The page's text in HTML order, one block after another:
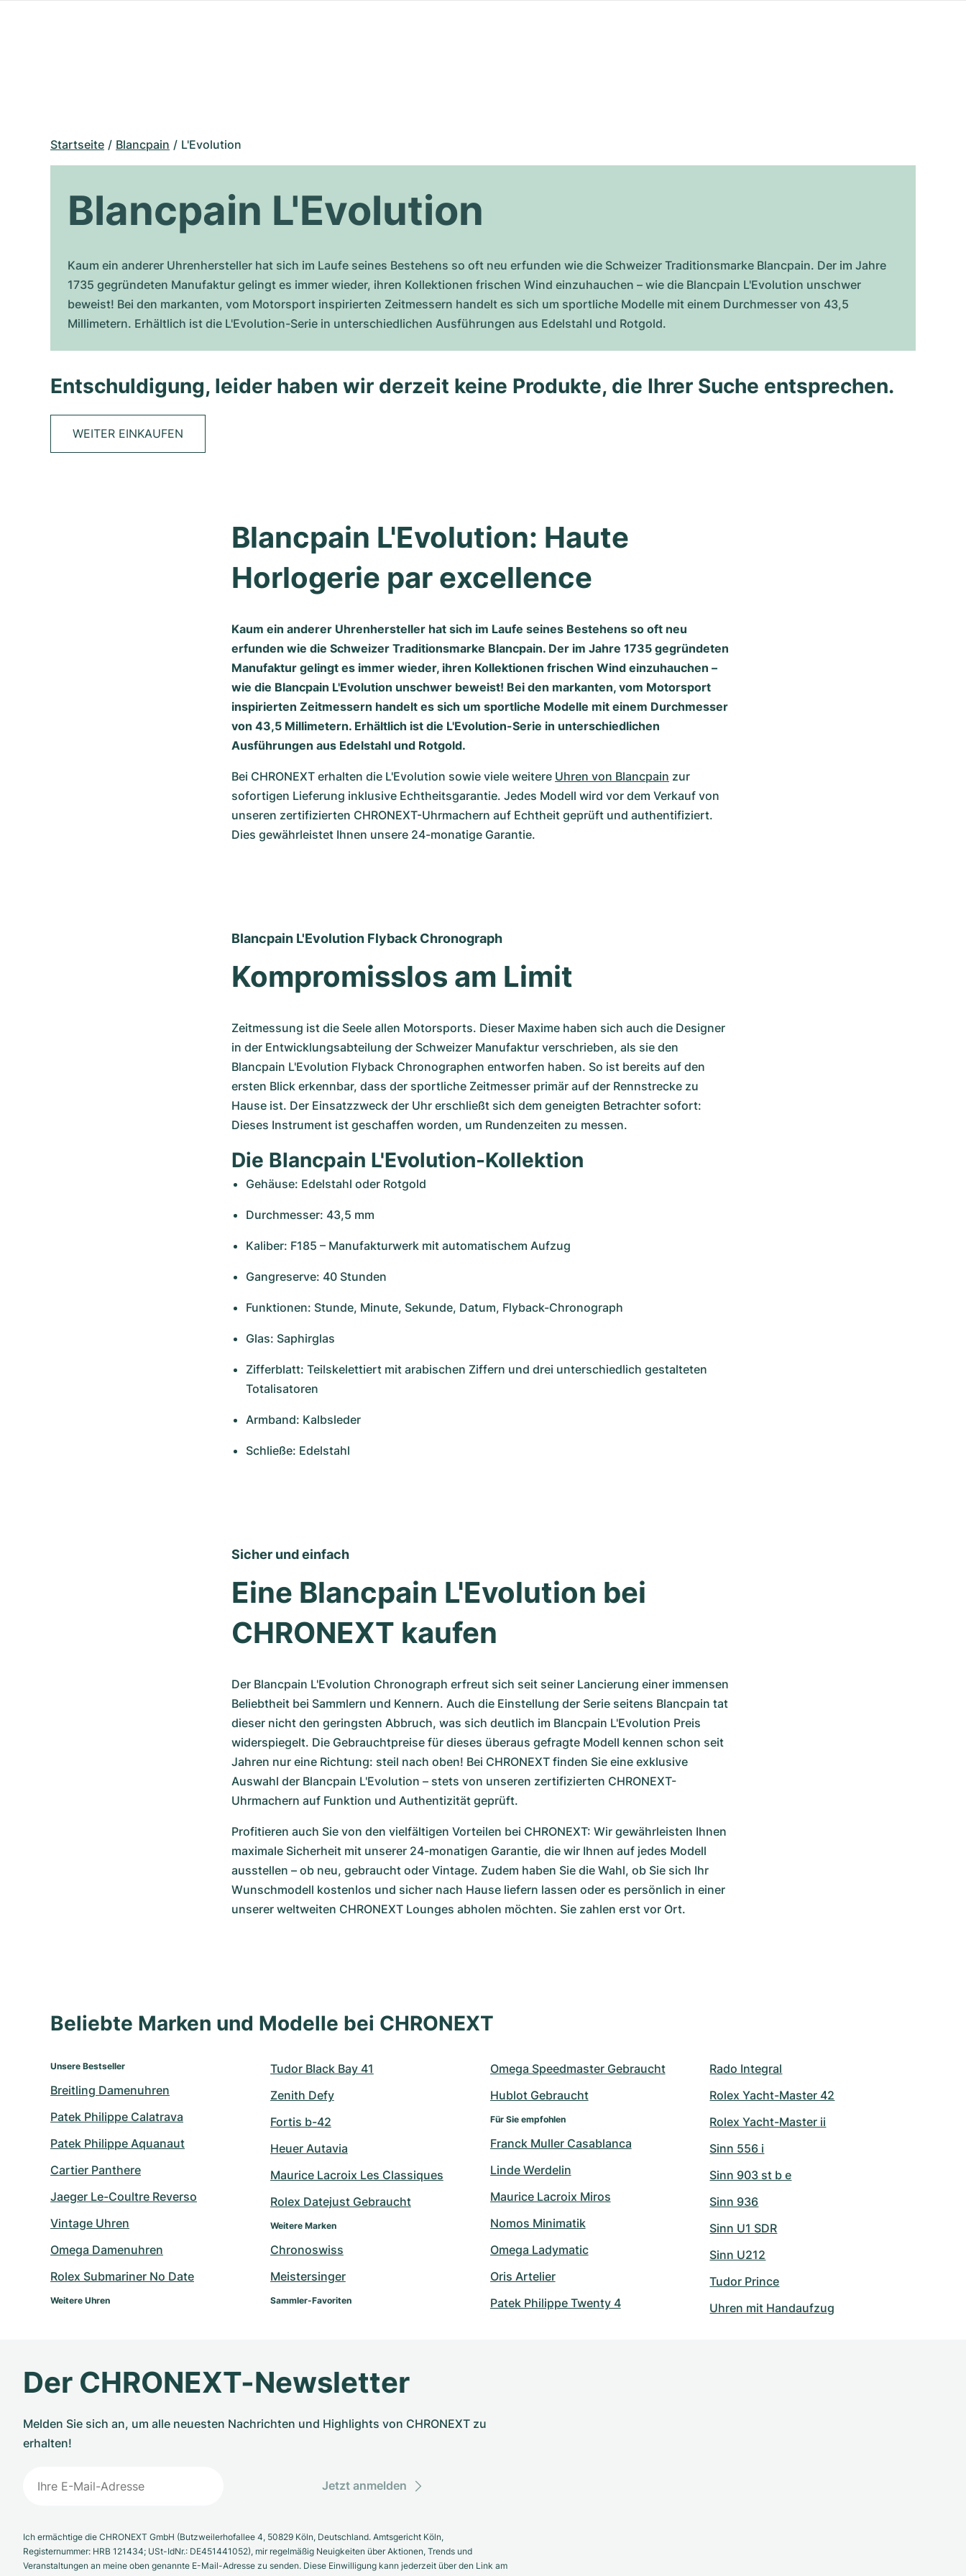
Startseite Blancpain L'Evolution
Blancpain L'Evolution
Kaum ein anderer Uhrenhersteller hat sich im Laufe seines Bestehens so oft neu erfunden wie die Schweizer Traditionsmarke Blancpain. Der im Jahre
1735 gegründeten Manufaktur gelingt es immer wieder, ihren Kollektionen frischen Wind einzuhauchen – wie die Blancpain L'Evolution unschwer
beweist! Bei den markanten, vom Motorsport inspirierten Zeitmessern handelt es sich um sportliche Modelle mit einem Durchmesser von 43,5
Millimetern. Erhältlich ist die L'Evolution-Serie in unterschiedlichen Ausführungen aus Edelstahl und Rotgold.
Entschuldigung, leider haben wir derzeit keine Produkte, die Ihrer Suche entsprechen.
WEITER EINKAUFEN
Blancpain L'Evolution: Haute
Horlogerie par excellence
Kaum ein anderer Uhrenhersteller hat sich im Laufe seines Bestehens so oft neu
erfunden wie die Schweizer Traditionsmarke Blancpain. Der im Jahre 1735 gegründeten
Manufaktur gelingt es immer wieder, ihren Kollektionen frischen Wind einzuhauchen –
wie die Blancpain L'Evolution unschwer beweist! Bei den markanten, vom Motorsport
inspirierten Zeitmessern handelt es sich um sportliche Modelle mit einem Durchmesser
von 43,5 Millimetern. Erhältlich ist die L'Evolution-Serie in unterschiedlichen
Ausführungen aus Edelstahl und Rotgold.
Bei CHRONEXT erhalten die L'Evolution sowie viele weitere Uhren von Blancpain zur
sofortigen Lieferung inklusive Echtheitsgarantie. Jedes Modell wird vor dem Verkauf von
unseren zertifizierten CHRONEXT-Uhrmachern auf Echtheit geprüft und authentifiziert.
Dies gewährleistet Ihnen unsere 24-monatige Garantie.
Blancpain L'Evolution Flyback Chronograph
Kompromisslos am Limit
Zeitmessung ist die Seele allen Motorsports. Dieser Maxime haben sich auch die Designer
in der Entwicklungsabteilung der Schweizer Manufaktur verschrieben, als sie den
Blancpain L'Evolution Flyback Chronographen entworfen haben. So ist bereits auf den
ersten Blick erkennbar, dass der sportliche Zeitmesser primär auf der Rennstrecke zu
Hause ist. Der Einsatzzweck der Uhr erschließt sich dem geneigten Betrachter sofort:
Dieses Instrument ist geschaffen worden, um Rundenzeiten zu messen.
Die Blancpain L'Evolution-Kollektion
Gehäuse: Edelstahl oder Rotgold
Durchmesser: 43,5 mm
Kaliber: F185 – Manufakturwerk mit automatischem Aufzug
Gangreserve: 40 Stunden
Funktionen: Stunde, Minute, Sekunde, Datum, Flyback-Chronograph
Glas: Saphirglas
Zifferblatt: Teilskelettiert mit arabischen Ziffern und drei unterschiedlich gestalteten
Totalisatoren
Armband: Kalbsleder
Schließe: Edelstahl
Sicher und einfach
Eine Blancpain L'Evolution bei
CHRONEXT kaufen
Der Blancpain L'Evolution Chronograph erfreut sich seit seiner Lancierung einer immensen
Beliebtheit bei Sammlern und Kennern. Auch die Einstellung der Serie seitens Blancpain tat
dieser nicht den geringsten Abbruch, was sich deutlich im Blancpain L'Evolution Preis
widerspiegelt. Die Gebrauchtpreise für dieses überaus gefragte Modell kennen schon seit
Jahren nur eine Richtung: steil nach oben! Bei CHRONEXT finden Sie eine exklusive
Auswahl der Blancpain L'Evolution – stets von unseren zertifizierten CHRONEXT-
Uhrmachern auf Funktion und Authentizität geprüft.
Profitieren auch Sie von den vielfältigen Vorteilen bei CHRONEXT: Wir gewährleisten Ihnen
maximale Sicherheit mit unserer 24-monatigen Garantie, die wir Ihnen auf jedes Modell
ausstellen – ob neu, gebraucht oder Vintage. Zudem haben Sie die Wahl, ob Sie sich Ihr
Wunschmodell kostenlos und sicher nach Hause liefern lassen oder es persönlich in einer
unserer weltweiten CHRONEXT Lounges abholen möchten. Sie zahlen erst vor Ort.
Beliebte Marken und Modelle bei CHRONEXT
Unsere Bestseller
Breitling Damenuhren
Patek Philippe Calatrava
Patek Philippe Aquanaut
Cartier Panthere
Jaeger Le-Coultre Reverso
Vintage Uhren
Omega Damenuhren
Rolex Submariner No Date
Weitere Uhren
Tudor Black Bay 41
Zenith Defy
Fortis b-42
Heuer Autavia
Maurice Lacroix Les Classiques
Rolex Datejust Gebraucht
Weitere Marken
Chronoswiss
Meistersinger
Sammler-Favoriten
Omega Speedmaster Gebraucht
Hublot Gebraucht
Für Sie empfohlen
Franck Muller Casablanca
Linde Werdelin
Maurice Lacroix Miros
Nomos Minimatik
Omega Ladymatic
Oris Artelier
Patek Philippe Twenty 4
Rado Integral
Rolex Yacht-Master 42
Rolex Yacht-Master ii
Sinn 556 i
Sinn 903 st b e
Sinn 936
Sinn U1 SDR
Sinn U212
Tudor Prince
Uhren mit Handaufzug
Der CHRONEXT-Newsletter
Melden Sie sich an, um alle neuesten Nachrichten und Highlights von CHRONEXT zu
erhalten!
Jetzt anmelden
Ich ermächtige die CHRONEXT GmbH (Butzweilerhofallee 4, 50829 Köln, Deutschland. Amtsgericht Köln,
Registernummer: HRB 121434; USt-IdNr.: DE451441052), mir regelmäßig Neuigkeiten über Aktionen, Trends und
Veranstaltungen an meine oben genannte E-Mail-Adresse zu senden. Diese Einwilligung kann jederzeit über den Link am